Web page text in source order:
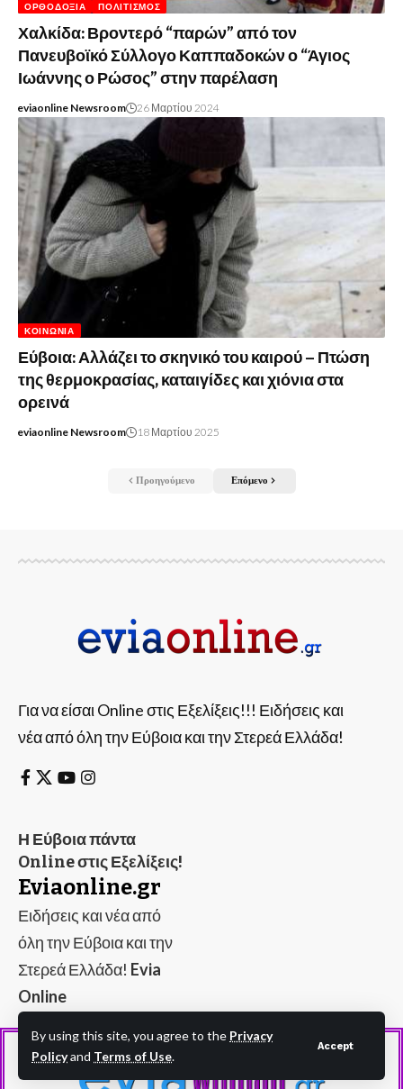
By using this site, you agree to the Privacy
Policyand Terms of Use.
Accept
ΟΡΘΟΔΟΞΊΑ ΠΟΛΙΤΙΣΜΌΣ
Χαλκίδα: Βροντερό “παρών” από τον
Πανευβοϊκό Σύλλογο Καππαδοκών ο “Άγιος
Ιωάννης ο Ρώσος” στην παρέλαση
eviaonline Newsroom 26 Μαρτίου 2024
ΚΟΙΝΩΝΊΑ
Εύβοια: Αλλάζει το σκηνικό του καιρού – Πτώση
της θερμοκρασίας, καταιγίδες και χιόνια στα
ορεινά
eviaonline Newsroom 18 Μαρτίου 2025
Προηγούμενο Επόμενο
Για να είσαι Online στις Εξελίξεις!!! Ειδήσεις και
νέα από όλη την Εύβοια και την Στερεά Ελλάδα!
Η Εύβοια πάντα
Online στις Εξελίξεις!
Eviaonline.gr
Ειδήσεις και νέα από
όλη την Εύβοια και την
Στερεά Ελλάδα! Evia
Online